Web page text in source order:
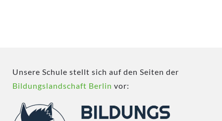
Unsere Schule stellt sich auf den Seiten der
Bildungslandschaft Berlin vor: